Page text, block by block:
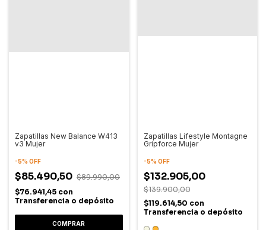
Zapatillas New Balance W413
v3 Mujer
-5% OFF
$85.490,50 $89.990,00
$76.941,45 con
Transferencia o depósito
COMPRAR
Zapatillas Lifestyle Montagne
Gripforce Mujer
-5% OFF
$132.905,00
$139.900,00
$119.614,50 con
Transferencia o depósito